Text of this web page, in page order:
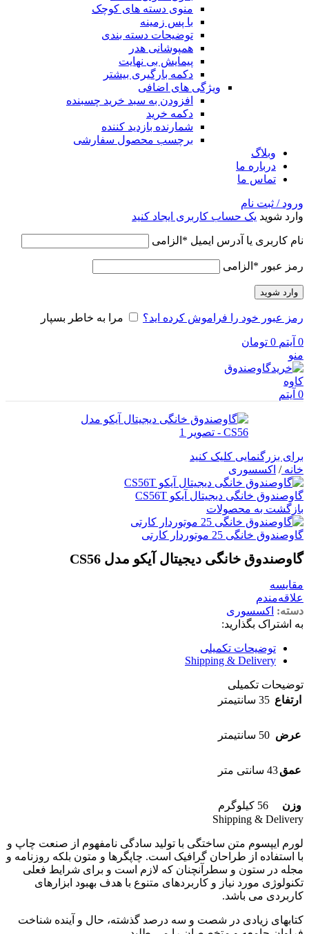
منوی دسته های کوچک
با پس زمینه
توضیحات دسته بندی
همپوشانی هدر
پیمایش بی نهایت
دکمه بارگیری بیشتر
ویژگی های اضافی
افزودن به سبد خرید چسبنده
دکمه خرید
شمارنده بازدید کننده
برچسب محصول سفارشی
وبلاگ
درباره ما
تماس ما
ورود / ثبت نام
وارد شوید یک حساب کاربری ایجاد کنید
نام کاربری یا آدرس ایمیل * الزامی
رمز عبور * الزامی
وارد شوید
رمز عبور خود را فراموش کرده اید؟ مرا به خاطر بسپار
0 آیتم 0 تومان
منو
0 آیتم
برای بزرگنمایی کلیک کنید
خانه/ اکسسوری
گاوصندوق خانگی دیجیتال آیکو CS56T
بازگشت به محصولات
گاوصندوق خانگی 25 موتوردار کارتی
گاوصندوق خانگی دیجیتال آیکو مدل CS56
مقایسه
علاقه‌مندم
دسته: اکسسوری
به اشتراک بگذارید:
توضیحات تکمیلی
Shipping & Delivery
توضیحات تکمیلی
ارتفاع 35 سانتیمتر
عرض 50 سانتیمتر
عمق43 سانتی متر
وزن
56 کیلوگرم
Shipping & Delivery
لورم ایپسوم متن ساختگی با تولید سادگی نامفهوم از صنعت چاپ و
با استفاده از طراحان گرافیک است. چاپگرها و متون بلکه روزنامه و
مجله در ستون و سطرآنچنان که لازم است و برای شرایط فعلی
تکنولوژی مورد نیاز و کاربردهای متنوع با هدف بهبود ابزارهای
کاربردی می باشد.
کتابهای زیادی در شصت و سه درصد گذشته، حال و آینده شناخت